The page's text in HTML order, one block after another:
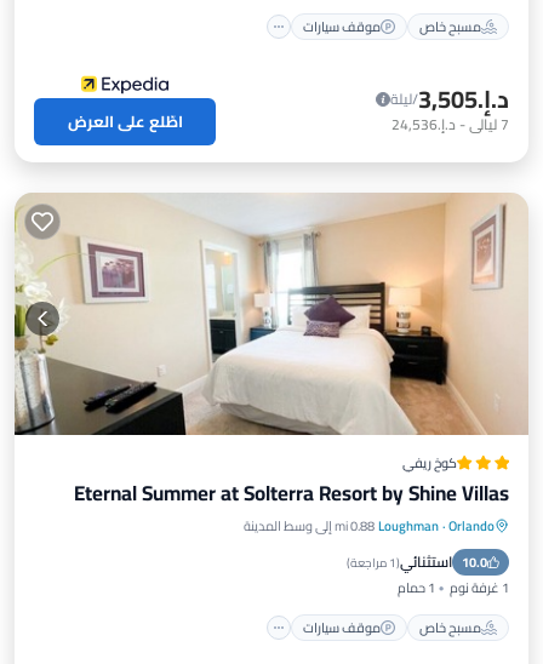
مسبح خاص
موقف سيارات
د.إ.‏3,505
/ليلة
7ليالي- د.إ.‏24,536 اطّلع على العرض
كوخ ريفي
Eternal Summer at Solterra Resort by Shine Villas
Orlando
·
Loughman0.88 mi إلى وسط المدينة
10.0 استثنائي(1 مراجعة )
1 غرفة نوم
1 حمام
مسبح خاص
موقف سيارات
مسبح خاص موقف سيارات
سبا